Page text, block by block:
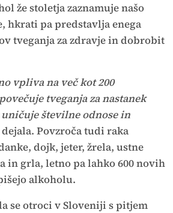
že stoletja zaznamuje našo
hkrati pa predstavlja enega
tveganja za zdravje in dobrobit
vpliva na več kot 200
tveganja za nastanek
številne odnose in
Povzroča tudi raka
dojk, jeter, žrela, ustne
in grla, letno pa lahko 600 novih
alkoholu.
se otroci v Sloveniji s pitjem